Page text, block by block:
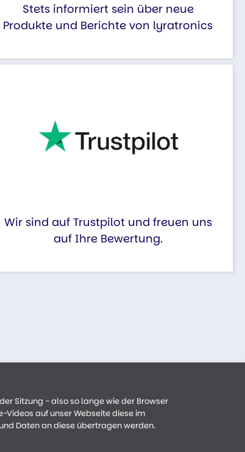
Stets informiert sein über neue
Produkte und Berichte von lyratronics
Wir sind auf Trustpilot und freuen uns
auf Ihre Bewertung.
Sitzung - also so lange wie der Browser
auf unser Webseite diese im
Daten an diese übertragen werden.